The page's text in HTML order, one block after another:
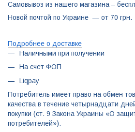
Самовывоз из нашего магазина –
Новой почтой по Украине — от 70 грн.
Подробнее о доставке
Наличными при получении
На счет ФОП
Liqpay
Потребитель имеет право на обмен
качества в течение четырнадцати
покупки (ст. 9 Закона Украины «О
потребителей»).